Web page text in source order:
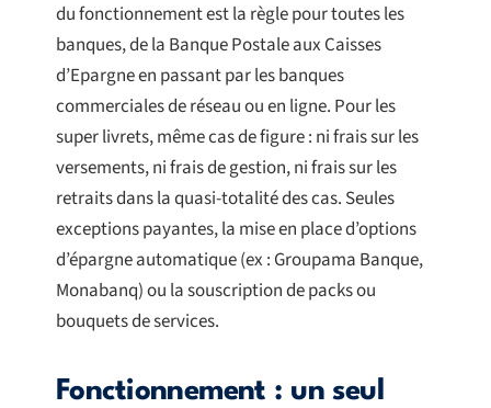
du fonctionnement est la règle pour toutes les
banques, de la Banque Postale aux Caisses
d’Epargne en passant par les banques
commerciales de réseau ou en ligne. Pour les
super livrets, même cas de figure : ni frais sur les
versements, ni frais de gestion, ni frais sur les
retraits dans la quasi-totalité des cas. Seules
exceptions payantes, la mise en place d’options
d’épargne automatique (ex : Groupama Banque,
Monabanq) ou la souscription de packs ou
bouquets de services.
Fonctionnement : un seul